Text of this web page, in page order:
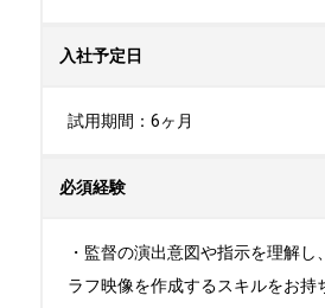
入社予定日
試用期間：6ヶ月
必須経験
・監督の演出意図や指示を理解し
ラフ映像を作成するスキルをお持